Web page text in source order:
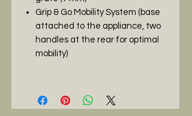
Grip & Go Mobility System (base
attached to the appliance, two
handles at the rear for optimal
mobility)